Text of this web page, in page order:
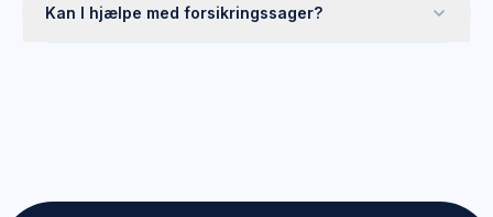
Kan I hjælpe med forsikringssager?